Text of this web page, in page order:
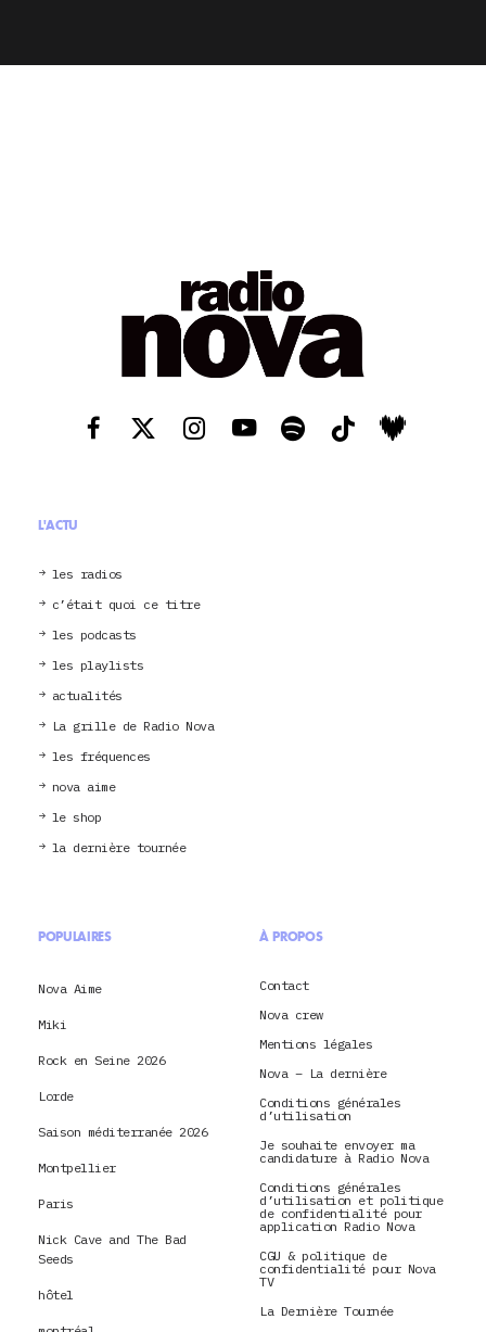
L'ACTU
les radios
c’était quoi ce titre
les podcasts
les playlists
actualités
La grille de Radio Nova
les fréquences
nova aime
le shop
la dernière tournée
POPULAIRES
Nova Aime
Miki
Rock en Seine 2026
Lorde
Saison méditerranée 2026
Montpellier
Paris
Nick Cave and The Bad
Seeds
hôtel
À PROPOS
Contact
Nova crew
Mentions légales
Nova – La dernière
Conditions générales
d’utilisation
Je souhaite envoyer ma
candidature à Radio Nova
Conditions générales
d’utilisation et politique
de confidentialité pour
application Radio Nova
CGU & politique de
confidentialité pour Nova
TV
La Dernière Tournée